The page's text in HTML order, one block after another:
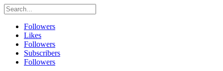
Followers
Likes
Followers
Subscribers
Followers